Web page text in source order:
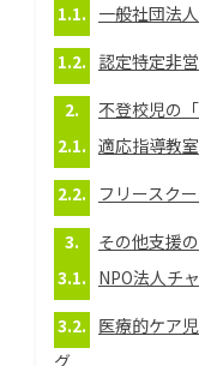
一般社団法
認定特定非
不登校児の
適応指導教室
フリースク
その他支援
NPO法人チ
医療的ケア